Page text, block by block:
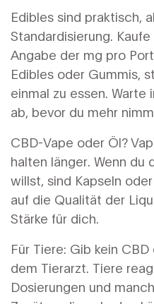
Edibles sind praktisch,
Standardisierung.
Angabe der mg pro
Edibles oder Gummis,
einmal zu essen.
ab, bevor du mehr
CBD-Vape oder Öl?
halten länger. Wenn du
willst, sind Kapseln
auf die Qualität der
Stärke für dich.
Für Tiere: Gib kein
dem Tierarzt. Tiere
Dosierungen und